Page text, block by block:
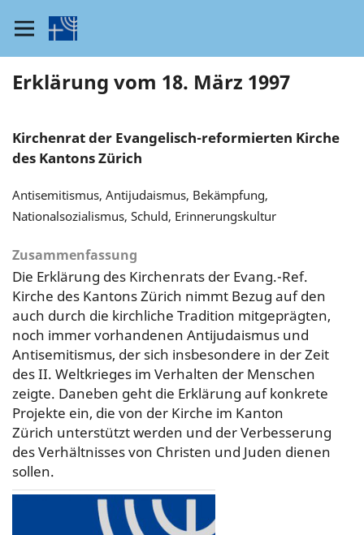
Erklärung vom 18. März 1997
Kirchenrat der Evangelisch-reformierten Kirche
des Kantons Zürich
Antisemitismus, Antijudaismus, Bekämpfung,
Nationalsozialismus, Schuld, Erinnerungskultur
Zusammenfassung
Die Erklärung des Kirchenrats der Evang.-Ref.
Kirche des Kantons Zürich nimmt Bezug auf den
auch durch die kirchliche Tradition mitgeprägten,
noch immer vorhandenen Antijudaismus und
Antisemitismus, der sich insbesondere in der Zeit
des II. Weltkrieges im Verhalten der Menschen
zeigte. Daneben geht die Erklärung auf konkrete
Projekte ein, die von der Kirche im Kanton
Zürich unterstützt werden und der Verbesserung
des Verhältnisses von Christen und Juden dienen
sollen.